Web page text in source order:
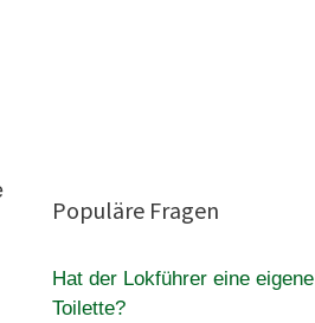
Populäre Fragen
Hat der Lokführer eine eigene
Toilette?